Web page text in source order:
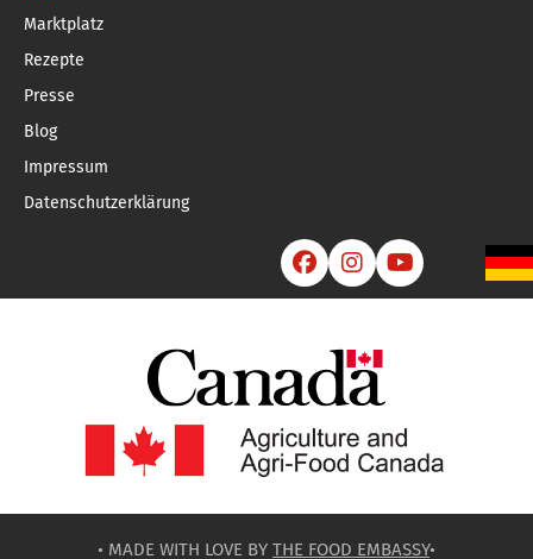
Marktplatz
Rezepte
Presse
Blog
Impressum
Datenschutzerklärung
  
• MADE WITH LOVE BY THE FOOD EMBASSY•